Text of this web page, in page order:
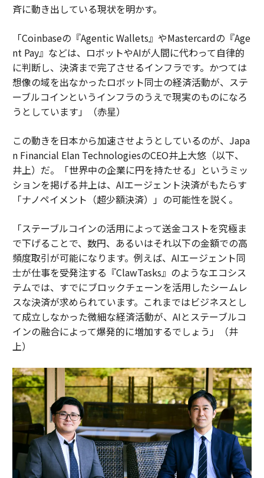
斉に動き出している現状を明かす。
「Coinbaseの『Agentic Wallets』やMastercardの『Age
nt Pay』などは、ロボットやAIが人間に代わって自律的
に判断し、決済まで完了させるインフラです。かつては
想像の域を出なかったロボット同士の経済活動が、ステ
ーブルコインというインフラのうえで現実のものになろ
うとしています」（赤星）
この動きを日本から加速させようとしているのが、Japa
n Financial Elan TechnologiesのCEO井上大悠（以下、
井上）だ。「世界中の企業に円を持たせる」というミッ
ションを掲げる井上は、AIエージェント決済がもたらす
「ナノペイメント（超少額決済）」の可能性を説く。
「ステーブルコインの活用によって送金コストを究極ま
で下げることで、数円、あるいはそれ以下の金額での高
頻度取引が可能になります。例えば、AIエージェント同
士が仕事を受発注する『ClawTasks』のようなエコシス
テムでは、すでにブロックチェーンを活用したシームレ
スな決済が求められています。これまではビジネスとし
て成立しなかった微細な経済活動が、AIとステーブルコ
インの融合によって爆発的に増加するでしょう」（井
上）